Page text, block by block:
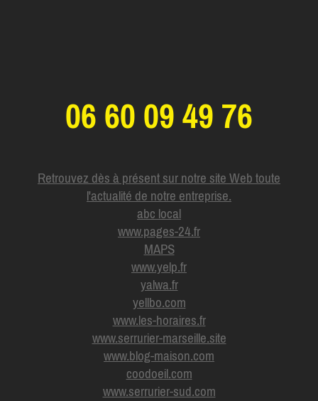
06 60 09 49 76
Retrouvez dès à présent sur notre site Web toute
l'actualité de notre entreprise.
abc local
www.pages-24.fr
MAPS
www.yelp.fr
yalwa.fr
yellbo.com
www.les-horaires.fr
www.serrurier-marseille.site
www.blog-maison.com
coodoeil.com
www.serrurier-sud.com